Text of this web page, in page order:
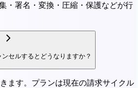
・署名・変換・圧縮・保護などが行
セルするとどうなりますか？
ます。プランは現在の請求サイクル